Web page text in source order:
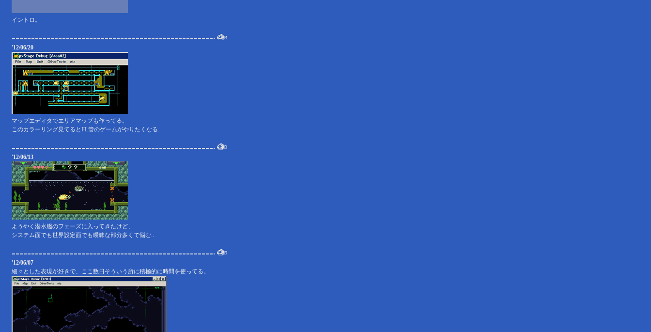
イントロ。
'12/06/20
マップエディタでエリアマップも作ってる。
このカラーリング見てるとFL管のゲームがやりたくなる..
'12/06/13
ようやく潜水艦のフェーズに入ってきたけど、
システム面でも世界設定面でも曖昧な部分多くて悩む..
'12/06/07
細々とした表現が好きで、ここ数日そういう所に積極的に時間を使ってる。